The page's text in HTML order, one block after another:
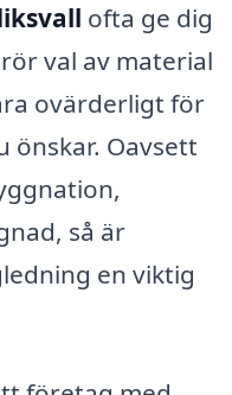
ofta ge dig
val av material
ovärderligt för
önskar. Oavsett
så är
en viktig